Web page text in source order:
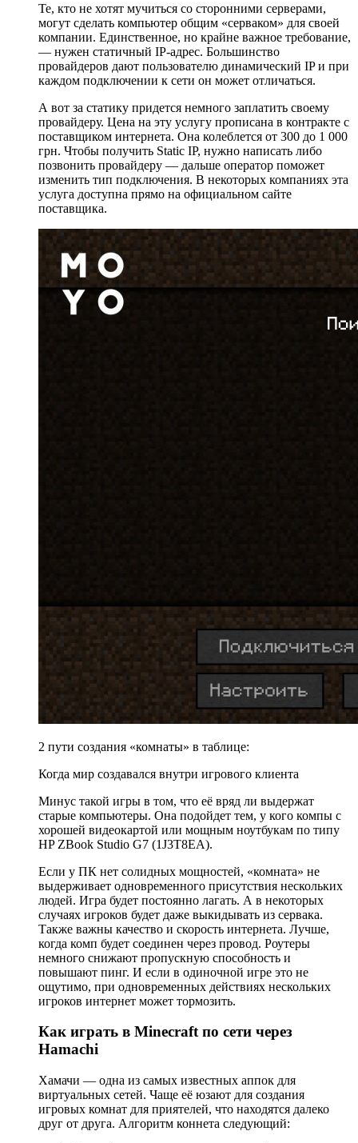
Те, кто не хотят мучиться со сторонними серверами,
могут сделать компьютер общим «серваком» для своей
компании. Единственное, но крайне важное требование,
— нужен статичный IP-адрес. Большинство
провайдеров дают пользователю динамический IP и при
каждом подключении к сети он может отличаться.
А вот за статику придется немного заплатить своему
провайдеру. Цена на эту услугу прописана в контракте с
поставщиком интернета. Она колеблется от 300 до 1 000
грн. Чтобы получить Static IP, нужно написать либо
позвонить провайдеру — дальше оператор поможет
изменить тип подключения. В некоторых компаниях эта
услуга доступна прямо на официальном сайте
поставщика.
2 пути создания «комнаты» в таблице:
Когда мир создавался внутри игрового клиента
Минус такой игры в том, что её вряд ли выдержат
старые компьютеры. Она подойдет тем, у кого компы с
хорошей видеокартой или мощным ноутбукам по типу
HP ZBook Studio G7 (1J3T8EA).
Если у ПК нет солидных мощностей, «комната» не
выдерживает одновременного присутствия нескольких
людей. Игра будет постоянно лагать. А в некоторых
случаях игроков будет даже выкидывать из сервака.
Также важны качество и скорость интернета. Лучше,
когда комп будет соединен через провод. Роутеры
немного снижают пропускную способность и
повышают пинг. И если в одиночной игре это не
ощутимо, при одновременных действиях нескольких
игроков интернет может тормозить.
Как играть в Minecraft по сети через
Hamachi
Хамачи — одна из самых известных аппок для
виртуальных сетей. Чаще её юзают для создания
игровых комнат для приятелей, что находятся далеко
друг от друга. Алгоритм коннета следующий: